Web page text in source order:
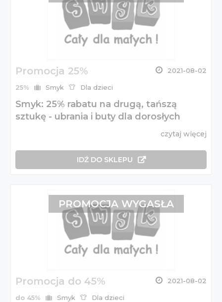
Promocja 25% 2021-08-02
25% Smyk Dla dzieci
Smyk: 25% rabatu na drugą, tańszą
sztukę - ubrania i buty dla dorosłych
czytaj więcej
IDŹ DO SKLEPU
Promocja do 45% 2021-08-02
do 45% Smyk Dla dzieci
PROMOCJA WYGASŁA